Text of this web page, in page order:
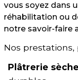
vous soyez dans
réhabilitation ou
notre savoir-faire
Nos prestations,
Plâtrerie sèche